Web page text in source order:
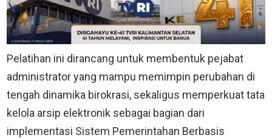
Pelatihan ini dirancang untuk membentuk pejabat
administrator yang mampu memimpin perubahan di
tengah dinamika birokrasi, sekaligus memperkuat tata
kelola arsip elektronik sebagai bagian dari
implementasi Sistem Pemerintahan Berbasis